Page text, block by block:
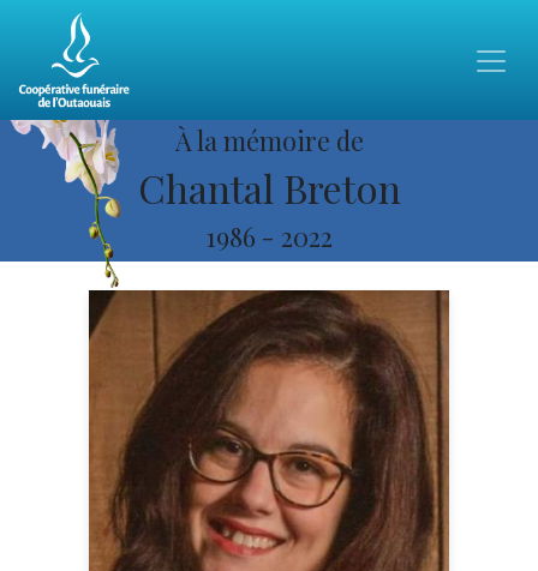
À la mémoire de
Chantal Breton
1986 - 2022